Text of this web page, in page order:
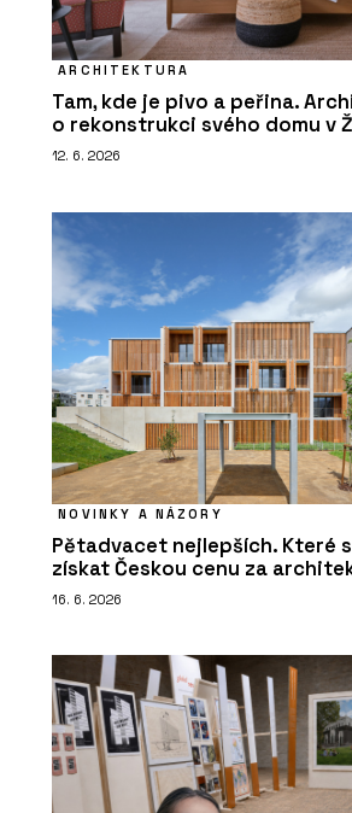
ARCHITEKTURA
Tam, kde je pivo a peřina.
o rekonstrukci svého domu v
12. 6. 2026
NOVINKY A NÁZORY
Pětadvacet nejlepších. Které
získat Českou cenu za
16. 6. 2026